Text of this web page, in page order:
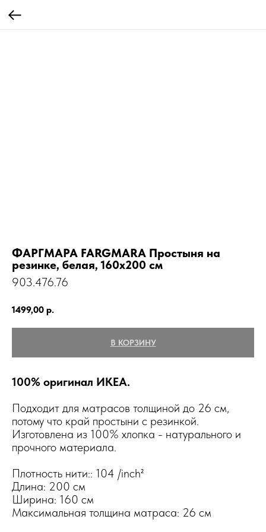
ФАРГМАРА FARGMARA Простыня на
резинке, белая, 160х200 см
903.476.76
1499,00 р.
В КОРЗИНУ
100% оригинал ИКЕА.
Подходит для матрасов толщиной до 26 см,
потому что край простыни с резинкой.
Изготовлена из 100% хлопка - натурального и
прочного материала.
Плотность нити:: 104 /inch²
Длина: 200 см
Ширина: 160 см
Максимальная толщина матраса: 26 см